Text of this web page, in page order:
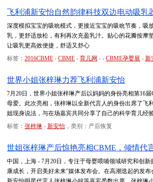
飞利浦新安怡自然韵律科技双边电动吸乳
深度模拟宝宝的吸吮模式，更接近宝宝的吸吮节奏，吸
乳，更舒适放松，有利再次充盈乳汁。贴心的花瓣按摩
让吸乳更高效便捷，舒适又舒心
标签： 2016CBME - CBME - 育儿网 - - CBME孕婴展 - 新
世界小姐张梓琳力荐飞利浦新安怡
7月20日，世界小姐张梓琳产后以妈妈的身份亮相第16
母爱。此次亮相，张梓琳以全新代言人的身份出席了飞
姐现身说法，与在场嘉宾共同分享了自己的科学育儿经
标签： 张梓琳 - 新安怡 ，类别：产后恢复
世姐张梓琳产后惊艳亮相CBME，倾情代
中国，上海 - 7月20日，专注于母婴喂哺领域研究和创
康成长，开启美好未来”媒体发布会。在高潮迭起的发